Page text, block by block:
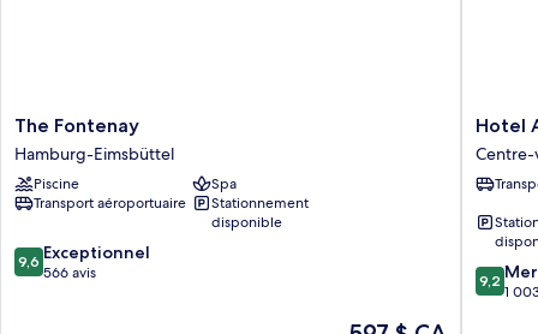
The
Fontenay
Hamburg-
Eimsbüttel
The Fontenay
Hamburg-Eimsbüttel
Piscine
Spa
Transport aéroportuaire
Stationnement
disponible
9.6
sur
9,6 Exceptionnel
566 avis
Le
Hotel
Atlantic
Centre-
ville
Hotel
9.2
sur
9,2
1